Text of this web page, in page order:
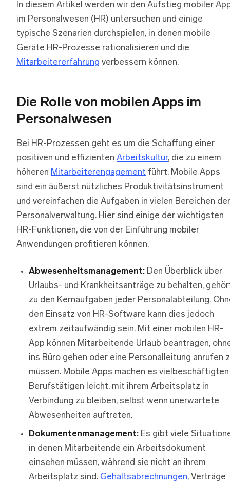
In diesem Artikel werden wir den Aufstieg mobiler
im Personalwesen (HR) untersuchen und einige
typische Szenarien durchspielen, in denen mobile
Geräte HR-Prozesse rationalisieren und die
Mitarbeitererfahrung verbessern können.
Die Rolle von mobilen Apps im
Personalwesen
Bei HR-Prozessen geht es um die Schaffung einer
positiven und effizienten Arbeitskultur, die zu einem
höheren Mitarbeiterengagement führt. Mobile Apps
sind ein äußerst nützliches Produktivitätsinstrument
und vereinfachen die Aufgaben in vielen Bereichen der
Personalverwaltung. Hier sind einige der wichtigsten
HR-Funktionen, die von der Einführung mobiler
Anwendungen profitieren können.
Abwesenheitsmanagement: Den Überblick über
Urlaubs- und Krankheitsanträge zu behalten,
zu den Kernaufgaben jeder Personalabteilung.
den Einsatz von HR-Software kann dies jedoch
extrem zeitaufwändig sein. Mit einer mobilen HR-
App können Mitarbeitende Urlaub beantragen,
ins Büro gehen oder eine Personalleitung anrufen
müssen. Mobile Apps machen es vielbeschäftigten
Berufstätigen leicht, mit ihrem Arbeitsplatz in
Verbindung zu bleiben, selbst wenn unerwartete
Abwesenheiten auftreten.
Dokumentenmanagement: Es gibt viele
in denen Mitarbeitende ein Arbeitsdokument
einsehen müssen, während sie nicht an ihrem
Arbeitsplatz sind. Gehaltsabrechnungen, Verträge